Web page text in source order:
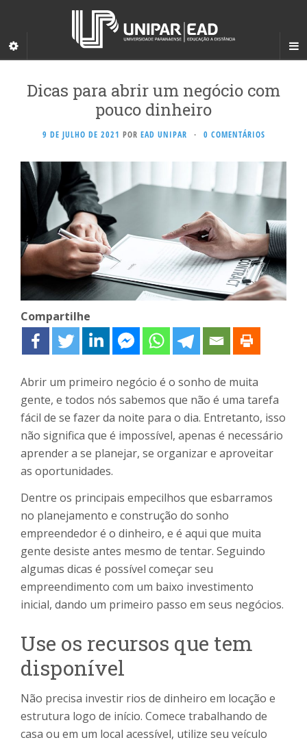
Dicas para abrir um negócio com
pouco dinheiro
9 DE JULHO DE 2021 POR EAD UNIPAR · 0 COMENTÁRIOS
Compartilhe
Abrir um primeiro negócio é o sonho de muita
gente, e todos nós sabemos que não é uma tarefa
fácil de se fazer da noite para o dia. Entretanto, isso
não significa que é impossível, apenas é necessário
aprender a se planejar, se organizar e aproveitar
as oportunidades.
Dentre os principais empecilhos que esbarramos
no planejamento e construção do sonho
empreendedor é o dinheiro, e é aqui que muita
gente desiste antes mesmo de tentar. Seguindo
algumas dicas é possível começar seu
empreendimento com um baixo investimento
inicial, dando um primeiro passo em seus negócios.
Use os recursos que tem
disponível
Não precisa investir rios de dinheiro em locação e
estrutura logo de início. Comece trabalhando de
casa ou em um local acessível, utilize seu veículo